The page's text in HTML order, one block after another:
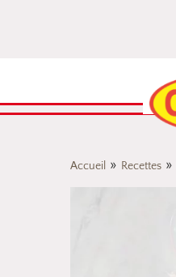
Accueil » Recettes »